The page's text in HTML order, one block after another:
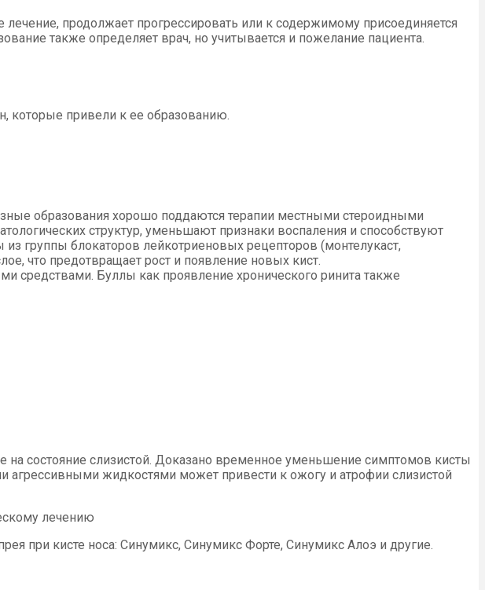
продолжает прогрессировать или к содержимому присоединяется
также определяет врач, но учитывается и пожелание пациента.
которые привели к ее образованию.
образования хорошо поддаются терапии местными стероидными
структур, уменьшают признаки воспаления и способствуют
блокаторов лейкотриеновых рецепторов (монтелукаст,
что предотвращает рост и появление новых кист.
средствами. Буллы как проявление хронического ринита также
состояние слизистой. Доказано временное уменьшение симптомов кисты
жидкостями может привести к ожогу и атрофии слизистой
лечению
при кисте носа: Синумикс, Синумикс Форте, Синумикс Алоэ и другие.